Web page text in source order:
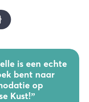
is een echte
bent naar
op
Kust!”